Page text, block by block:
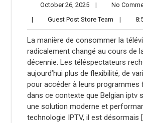
October 26, 2025October
2025
| No
| Guest Post Store Team Guest
Post
Store
|
La manière de consommer la
radicalement changé au cours de
décennie. Les téléspectateurs
aujourd’hui plus de flexibilité, de
pour accéder à leurs programmes
dans ce contexte que Belgian iptv
une solution moderne et
technologie IPTV, il est désormais